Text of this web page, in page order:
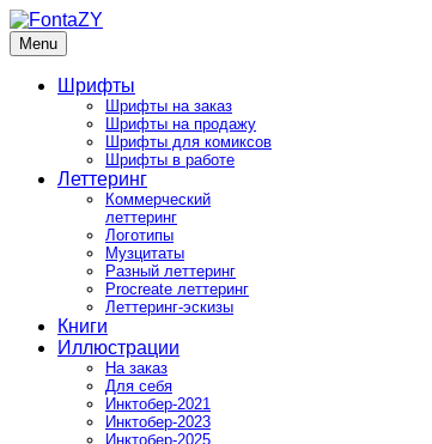
Skip
to
content
FontaZY
Fonts and pictures by Zakhar Yaschin
Menu
Шрифты
Шрифты на заказ
Шрифты на продажу
Шрифты для комиксов
Шрифты в работе
Леттеринг
Коммерческий
леттеринг
Логотипы
Музцитаты
Разный леттеринг
Procreate леттеринг
Леттеринг-эскизы
Книги
Иллюстрации
На заказ
Для себя
Инктобер-2021
Инктобер-2023
Инктобер-2025